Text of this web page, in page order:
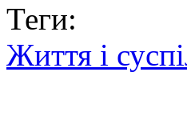
Теги:
Життя і